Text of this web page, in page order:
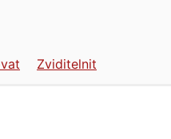
Zviditelnit